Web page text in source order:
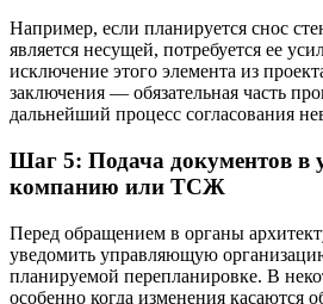
Например, если планируется снос
является несущей, потребуется ее
исключение этого элемента из
заключения — обязательная часть
дальнейший процесс согласования
Шаг 5: Подача документов
компанию или ТСЖ
Перед обращением в органы
уведомить управляющую
планируемой перепланировке. В
особенно когда изменения касаются